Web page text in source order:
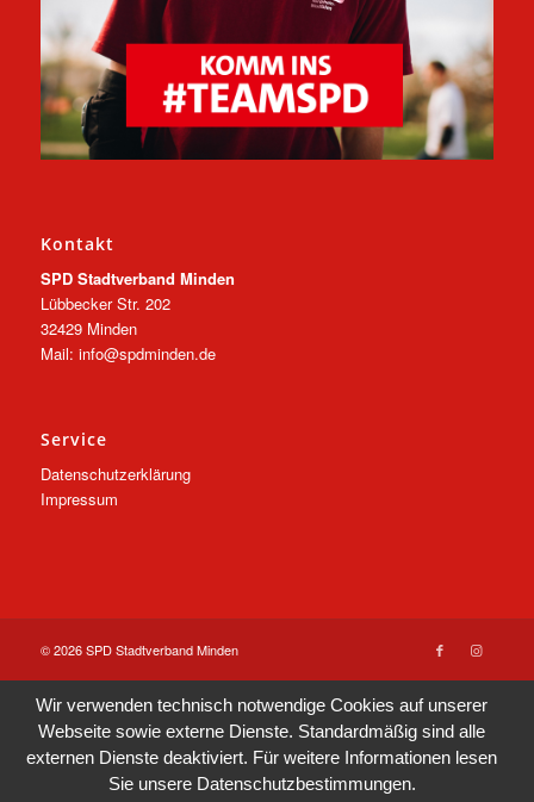
Kontakt
SPD Stadtverband Minden
Lübbecker Str. 202
32429 Minden
Mail: info@spdminden.de
Service
Datenschutzerklärung
Impressum
© 2026 SPD Stadtverband Minden
Wir verwenden technisch notwendige Cookies auf unserer
Webseite sowie externe Dienste. Standardmäßig sind alle
externen Dienste deaktiviert. Für weitere Informationen lesen
Sie unsere Datenschutzbestimmungen.